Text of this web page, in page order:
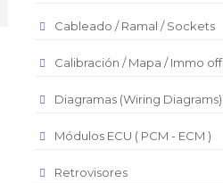
Cableado / Ramal / Sockets
Calibración / Mapa / Immo off
Diagramas (Wiring Diagrams)
Módulos ECU ( PCM - ECM )
Retrovisores